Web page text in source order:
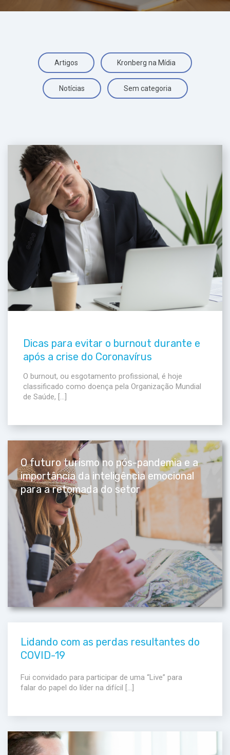
Artigos Kronberg na Mídia
Notícias Sem categoria
Dicas para evitar o burnout durante e
após a crise do Coronavírus
O burnout, ou esgotamento profissional, é hoje
classificado como doença pela Organização Mundial
de Saúde, […]
O futuro turismo no pós-pandemia e a
importância da inteligência emocional
para a retomada do setor
Lidando com as perdas resultantes do
COVID-19
Fui convidado para participar de uma “Live” para
falar do papel do líder na difícil […]